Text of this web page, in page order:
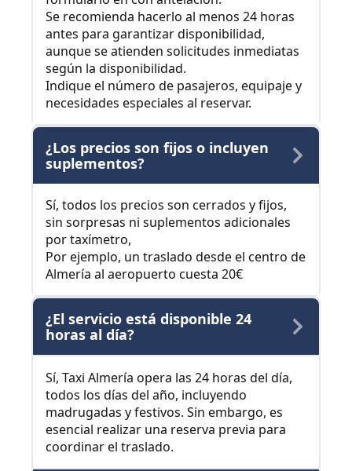
Se recomienda hacerlo al menos 24 horas
antes para garantizar disponibilidad,
aunque se atienden solicitudes inmediatas
según la disponibilidad.
Indique el número de pasajeros, equipaje y
necesidades especiales al reservar.
¿Los precios son fijos o incluyen
suplementos?
Sí, todos los precios son cerrados y fijos,
sin sorpresas ni suplementos adicionales
por taxímetro,
Por ejemplo, un traslado desde el centro de
Almería al aeropuerto cuesta 20€
¿El servicio está disponible 24
horas al día?
Sí, Taxi Almería opera las 24 horas del día,
todos los días del año, incluyendo
madrugadas y festivos. Sin embargo, es
esencial realizar una reserva previa para
coordinar el traslado.